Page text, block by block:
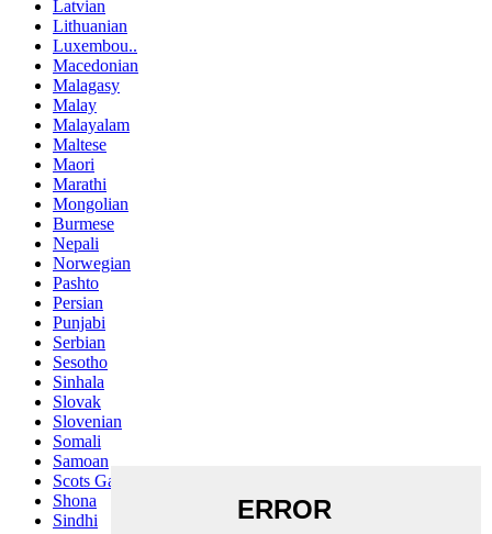
Latvian
Lithuanian
Luxembou..
Macedonian
Malagasy
Malay
Malayalam
Maltese
Maori
Marathi
Mongolian
Burmese
Nepali
Norwegian
Pashto
Persian
Punjabi
Serbian
Sesotho
Sinhala
Slovak
Slovenian
Somali
Samoan
Scots Gaelic
Shona
Sindhi